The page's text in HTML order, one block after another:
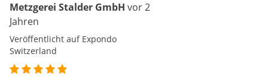
Metzgerei Stalder GmbH vor 2
Jahren
Veröffentlicht auf Expondo
Switzerland